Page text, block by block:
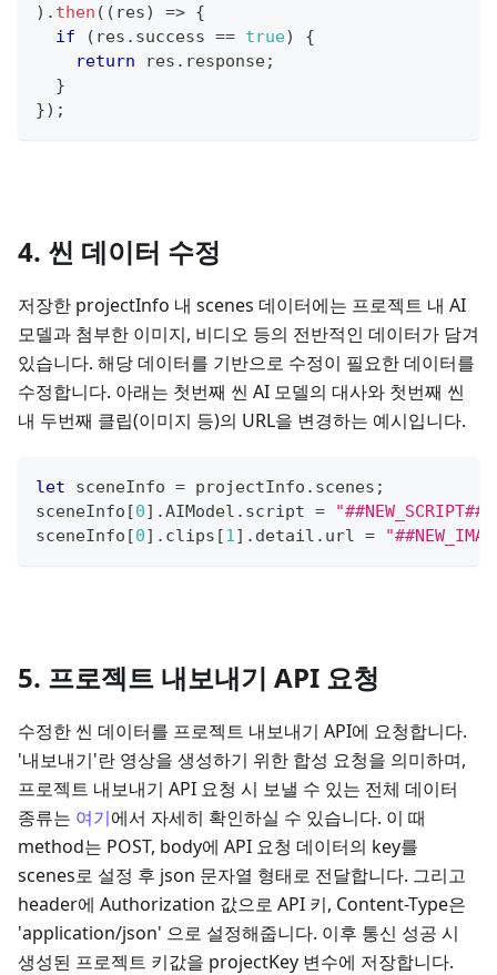
) . then ( ( res) => {
if
( res . success == true)
{
return res . response;
}
}) ;
4. 씬 데이터 수정
저장한 projectInfo 내 scenes 데이터에는 프로젝트 내 AI
모델과 첨부한 이미지, 비디오 등의 전반적인 데이터가 담겨
있습니다. 해당 데이터를 기반으로 수정이 필요한 데이터를
수정합니다. 아래는 첫번째 씬 AI 모델의 대사와 첫번째 씬
내 두번째 클립(이미지 등)의 URL을 변경하는 예시입니다.
let sceneInfo = projectInfo . scenes ;
sceneInfo [0] .AIModel . script = "##NEW_SCRIPT##"
sceneInfo [0] . clips [1] . detail . url =
5. 프로젝트 내보내기 API 요청
수정한 씬 데이터를 프로젝트 내보내기 API에 요청합니다.
'내보내기'란 영상을 생성하기 위한 합성 요청을 의미하며,
프로젝트 내보내기 API 요청 시 보낼 수 있는 전체 데이터
종류는 여기에서 자세히 확인하실 수 있습니다. 이 때
method는 POST, body에 API 요청 데이터의 key를
scenes로 설정 후 json 문자열 형태로 전달합니다. 그리고
header에 Authorization 값으로 API 키, Content-Type은
'application/json' 으로 설정해줍니다. 이후 통신 성공 시
생성된 프로젝트 키값을 projectKey 변수에 저장합니다.